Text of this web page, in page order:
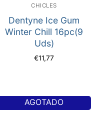
CHICLES
Dentyne Ice Gum
Winter Chill 16pc(9
Uds)
€11,77
AGOTADO